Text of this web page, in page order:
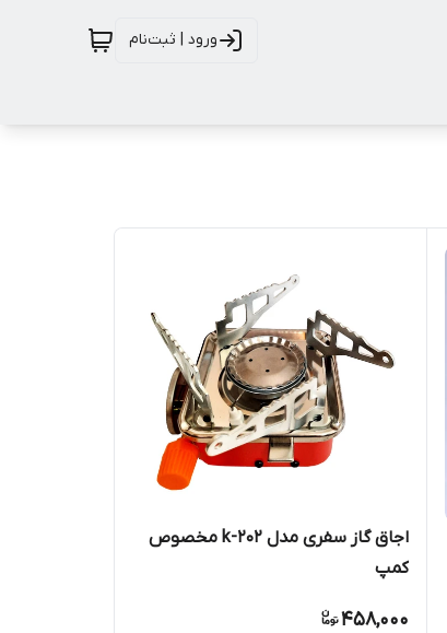
ورود | ثبت‌نام
اجاق گاز سفری مدل k-202 مخصوص
کمپ
458,000